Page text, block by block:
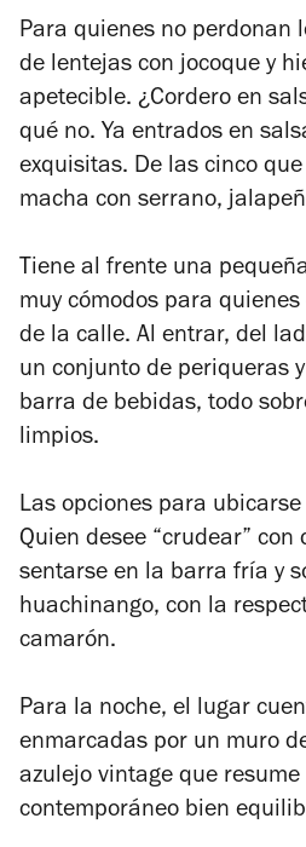
Para quienes no perdonan
de lentejas con jocoque y
apetecible. ¿Cordero en
qué no. Ya entrados en
exquisitas. De las cinco
macha con serrano,
Tiene al frente una
muy cómodos para
de la calle. Al entrar, del
un conjunto de periqueras
barra de bebidas, todo
limpios.
Las opciones para
Quien desee “crudear”
sentarse en la barra fría y
huachinango, con la
camarón.
Para la noche, el lugar
enmarcadas por un muro
azulejo vintage que
contemporáneo bien